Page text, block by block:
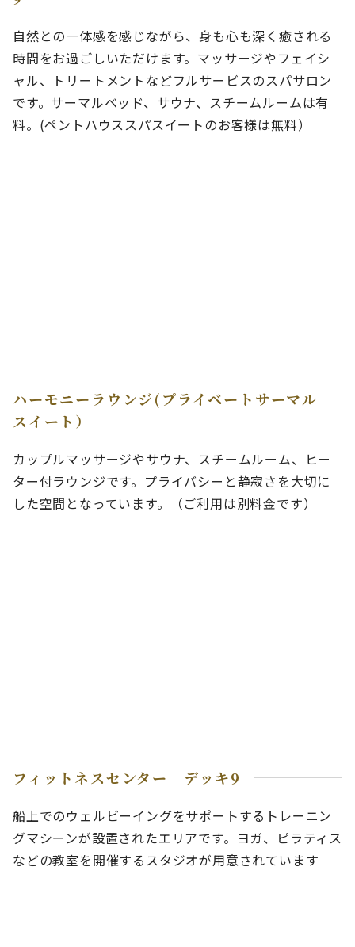
自然との一体感を感じながら、身も心も深く癒される
時間をお過ごしいただけます。マッサージやフェイシ
ャル、トリートメントなどフルサービスのスパサロン
です。サーマルベッド、サウナ、スチームルームは有
料。(ペントハウススパスイートのお客様は無料）
ハーモニーラウンジ(プライベートサーマル
スイート）
カップルマッサージやサウナ、スチームルーム、ヒー
ター付ラウンジです。プライバシーと静寂さを大切に
した空間となっています。（ご利用は別料金です）
フィットネスセンター デッキ9
船上でのウェルビーイングをサポートするトレーニン
グマシーンが設置されたエリアです。ヨガ、ピラティス
などの教室を開催するスタジオが用意されています